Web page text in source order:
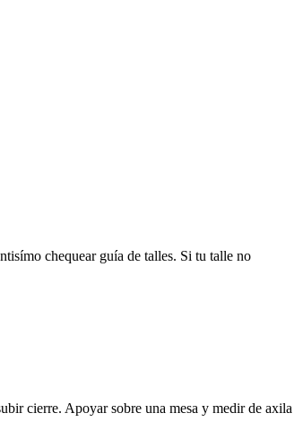
chequear guía de talles. Si tu talle no
cierre. Apoyar sobre una mesa y medir de axila